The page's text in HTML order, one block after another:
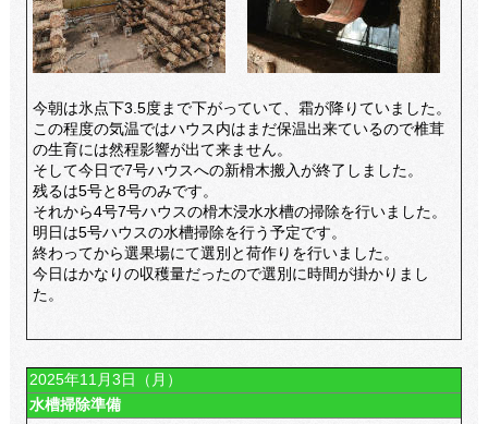
今朝は氷点下3.5度まで下がっていて、霜が降りていました。
この程度の気温ではハウス内はまだ保温出来ているので椎茸
の生育には然程影響が出て来ません。
そして今日で7号ハウスへの新榾木搬入が終了しました。
残るは5号と8号のみです。
それから4号7号ハウスの榾木浸水水槽の掃除を行いました。
明日は5号ハウスの水槽掃除を行う予定です。
終わってから選果場にて選別と荷作りを行いました。
今日はかなりの収穫量だったので選別に時間が掛かりまし
た。
2025年11月3日（月）
水槽掃除準備